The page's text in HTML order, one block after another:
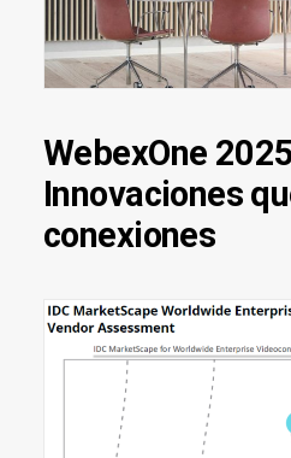
WebexOne
Innovaciones
conexiones